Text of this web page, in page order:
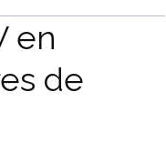
en
de